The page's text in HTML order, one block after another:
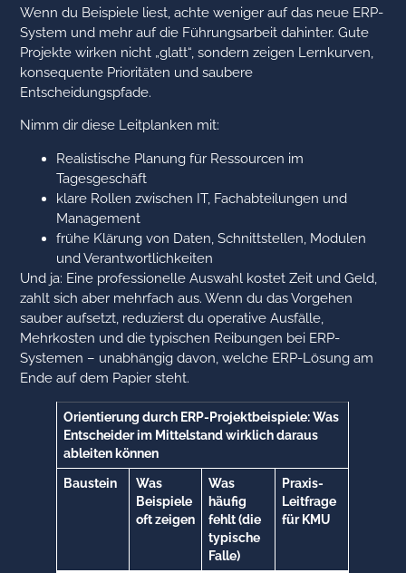
Wenn du Beispiele liest, achte weniger auf das neue ERP-
System und mehr auf die Führungsarbeit dahinter. Gute
Projekte wirken nicht „glatt“, sondern zeigen Lernkurven,
konsequente Prioritäten und saubere
Entscheidungspfade.
Nimm dir diese Leitplanken mit:
Realistische Planung für Ressourcen im
Tagesgeschäft
klare Rollen zwischen IT, Fachabteilungen und
Management
frühe Klärung von Daten, Schnittstellen, Modulen
und Verantwortlichkeiten
Und ja: Eine professionelle Auswahl kostet Zeit und Geld,
zahlt sich aber mehrfach aus. Wenn du das Vorgehen
sauber aufsetzt, reduzierst du operative Ausfälle,
Mehrkosten und die typischen Reibungen bei ERP-
Systemen – unabhängig davon, welche ERP-Lösung am
Ende auf dem Papier steht.
Orientierung durch ERP-Projektbeispiele: Was
Entscheider im Mittelstand wirklich daraus
ableiten können
Baustein
Was
Beispiele
oft zeigen
Was
häufig
fehlt (die
typische
Falle)
Praxis-
Leitfrage
für KMU